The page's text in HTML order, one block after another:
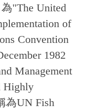
"The United
of
Convention
1982
Management
Highly
為UN Fish